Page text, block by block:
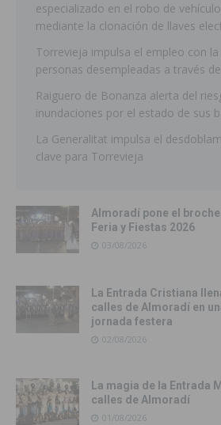
especializado en el robo de
mediante la clonación de llaves
Torrevieja impulsa el empleo con
personas desempleadas a través
Raiguero de Bonanza alerta del
inundaciones por el estado de sus
La Generalitat impulsa el
clave para Torrevieja
Almoradí pone el
Feria y Fiestas 2026
03/08/2026
La Entrada Cristiana
calles de Almoradí en
jornada festera
02/08/2026
La magia de la Entrada
calles de Almoradí
01/08/2026